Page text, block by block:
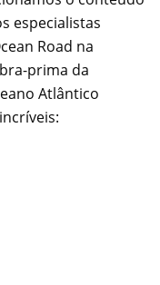
especialistas
Road na
prima da
Atlântico